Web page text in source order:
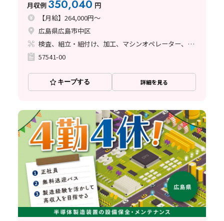
月収例 350,040 円
【月給】264,000円～
広島県広島市中区
検査、組立・組付け、加工、マシンオペレーター、クリーンルーム、品質管理、メンテナンス・保全、フォークリフト、玉掛け・クレーン、ライン作業、ハンダ付け、鋳造・鍛造、立ち作業、溶接、塗装、バリ取り
57541-00
キープする 詳細を見る